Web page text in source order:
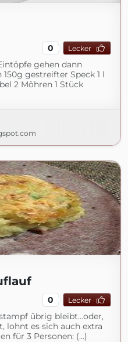
0 Lecker
gehen dann
gestreifter Speck 1 l
2 Möhren 1 Stück
0 Lecker
übrig bleibt…oder,
lohnt es sich auch extra
für 3 Personen: (...)